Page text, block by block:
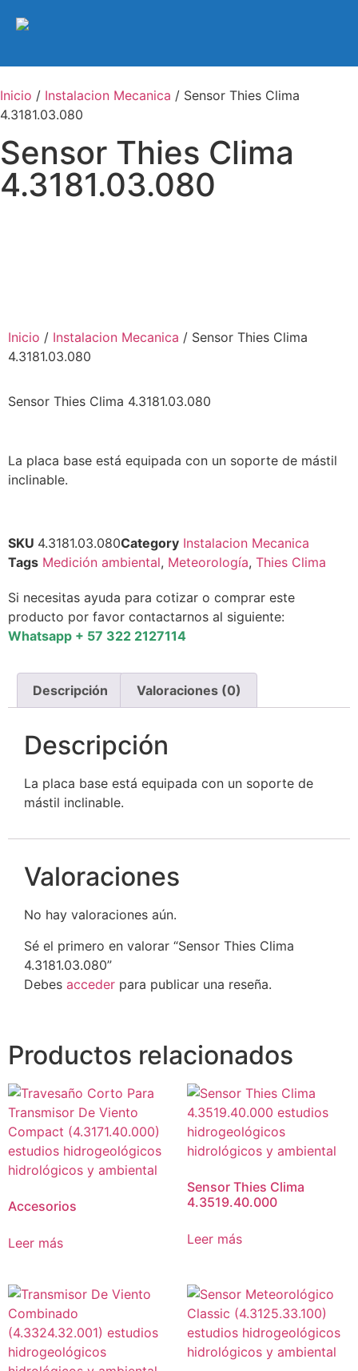
Inicio / Instalacion Mecanica / Sensor Thies Clima
4.3181.03.080
Sensor Thies Clima
4.3181.03.080
Inicio / Instalacion Mecanica / Sensor Thies Clima
4.3181.03.080
Sensor Thies Clima 4.3181.03.080
La placa base está equipada con un soporte de mástil
inclinable.
SKU 4.3181.03.080Category Instalacion Mecanica
Tags Medición ambiental, Meteorología, Thies Clima
Si necesitas ayuda para cotizar o comprar este
producto por favor contactarnos al siguiente:
Whatsapp + 57 322 2127114
Descripción Valoraciones (0)
Descripción
La placa base está equipada con un soporte de
mástil inclinable.
Valoraciones
No hay valoraciones aún.
Sé el primero en valorar “Sensor Thies Clima
4.3181.03.080”
Debes acceder para publicar una reseña.
Productos relacionados
Accesorios
Leer más
Sensor Thies Clima
4.3519.40.000
Leer más